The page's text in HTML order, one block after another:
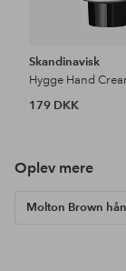
Skandinavisk
Hygge Hand
179 DKK
Oplev mere
Molton Brown